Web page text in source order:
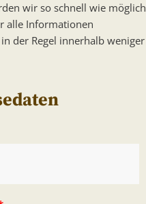
wir so schnell wie möglich
alle Informationen
der Regel innerhalb weniger